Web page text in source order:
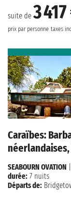
suite de3
prix par personne taxes
Caraïbes:
SEABOURN OVATION
durée: 7 nuits
Départs de: